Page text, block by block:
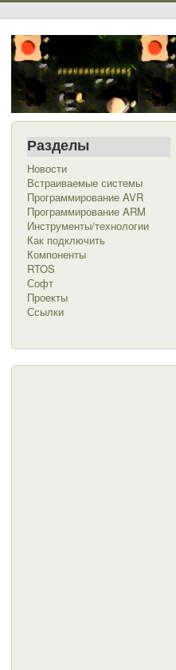
Разделы
Новости
Встраиваемые системы
Программирование AVR
Программирование ARM
Инструменты/технологии
Как подключить
Компоненты
RTOS
Софт
Проекты
Ссылки